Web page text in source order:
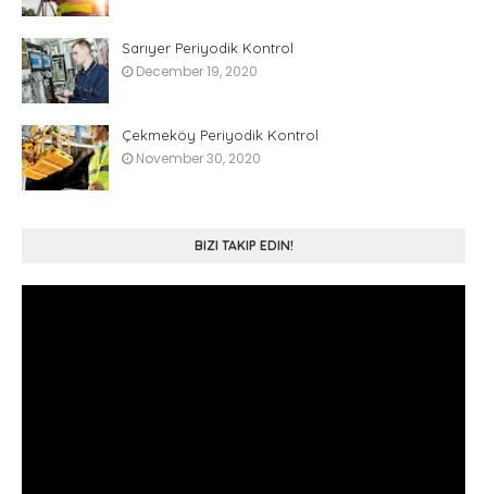
Sarıyer Periyodik Kontrol
December 19, 2020
Çekmeköy Periyodik Kontrol
November 30, 2020
BIZI TAKIP EDIN!